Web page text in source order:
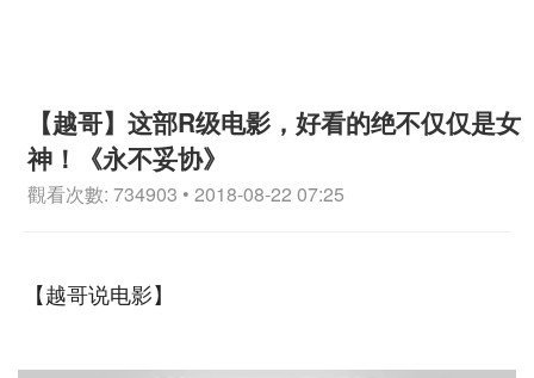
【越哥】这部R级电影，好看的绝不仅仅是女
神！《永不妥协》
觀看次數: 734903 • 2018-08-22 07:25
【越哥说电影】